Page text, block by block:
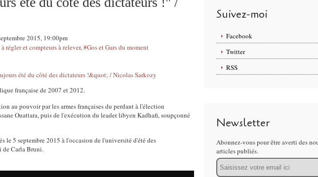
2015, 19:00pm
régler et compteurs à relever,#Gos et Gars du moment
française de 2007 et 2012.
au pouvoir par les armes françaises du perdant à l'élection
Ouattara, puis de l'exécution du leader libyen Kadhafi, soupçonné
le 5 septembre 2015 à l'occasion de l'université d'été des
de Carla Bruni.
Suivez-moi
Facebook
Twitter
RSS
Newsletter
Abonnez-vous pour être averti des
articles publiés.
Email